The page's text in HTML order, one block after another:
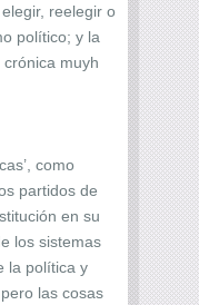
reelegir o
político; y la
muyh
como
partidos de
en su
los sistemas
la política y
las cosas